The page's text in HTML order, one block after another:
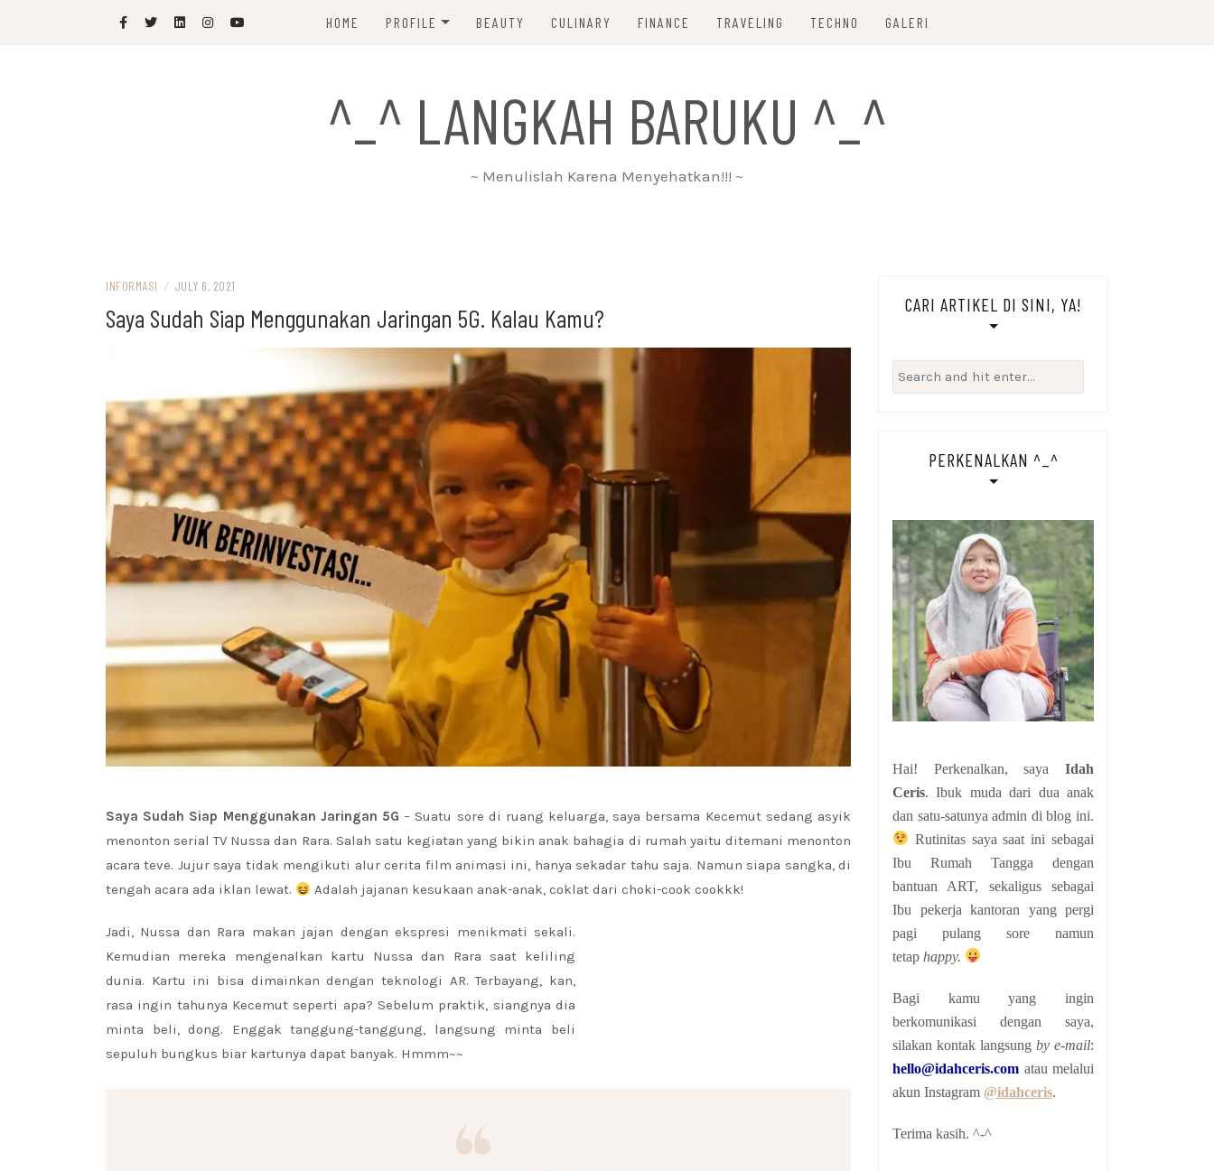
HOME PROFILE
DISCLAIMER
PRIVACY POLICY
BEAUTY CULINARY FINANCE TRAVELING TECHNO GALERI
^_^ LANGKAH BARUKU ^_^
~ Menulislah Karena Menyehatkan!!! ~
INFORMASI / JULY 6, 2021
Saya Sudah Siap Menggunakan Jaringan 5G. Kalau Kamu?
Saya Sudah Siap Menggunakan Jaringan 5G – Suatu sore di ruang keluarga, saya bersama Kecemut sedang asyik
menonton serial TV Nussa dan Rara. Salah satu kegiatan yang bikin anak bahagia di rumah yaitu ditemani menonton
acara teve. Jujur saya tidak mengikuti alur cerita film animasi ini, hanya sekadar tahu saja. Namun siapa sangka, di
tengah acara ada iklan lewat.
Adalah jajanan kesukaan anak-anak, coklat dari choki-cook cookkk!
Jadi, Nussa dan Rara makan jajan dengan ekspresi menikmati sekali.
Kemudian mereka mengenalkan kartu Nussa dan Rara saat keliling
dunia. Kartu ini bisa dimainkan dengan teknologi AR. Terbayang, kan,
rasa ingin tahunya Kecemut seperti apa? Sebelum praktik, siangnya dia
minta beli, dong. Enggak tanggung-tanggung, langsung minta beli
sepuluh bungkus biar kartunya dapat banyak. Hmmm~~
CARI ARTIKEL DI SINI, YA!
Search
for:
PERKENALKAN ^_^
Hai! Perkenalkan, saya Idah
Ceris. Ibuk muda dari dua anak
dan satu-satunya admin di blog ini.
Rutinitas saya saat ini sebagai
Ibu Rumah Tangga dengan
bantuan ART, sekaligus sebagai
Ibu pekerja kantoran yang pergi
pagi pulang sore namun
tetap happy.
Bagi kamu yang ingin
berkomunikasi dengan saya,
silakan kontak langsung by e-mail:
hello@idahceris.com atau melalui
akun Instagram @idahceris.
Terima kasih. ^-^